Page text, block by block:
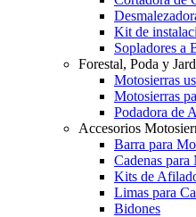
Kit de
Sopladores a
Forestal, Poda y
Motosierras
Motosierras
Podadora de
Accesorios
Barra para
Cadenas para
Kits de
Limas para
Bidones